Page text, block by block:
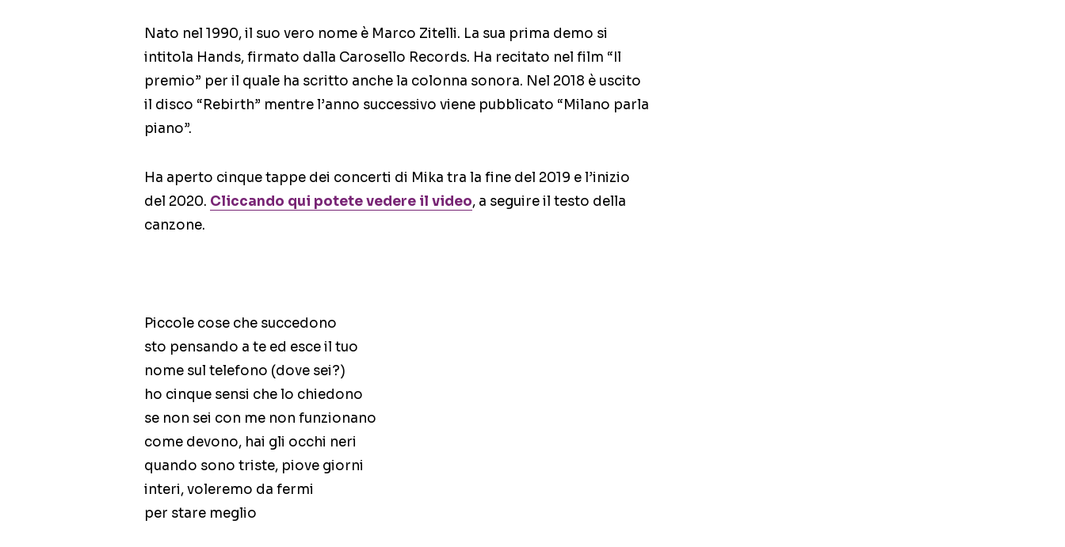
Nato nel 1990, il suo vero nome è Marco Zitelli. La sua prima demo si
intitola Hands, firmato dalla Carosello Records. Ha recitato nel film “Il
premio” per il quale ha scritto anche la colonna sonora. Nel 2018 è uscito
il disco “Rebirth” mentre l’anno successivo viene pubblicato “Milano parla
piano”.
Ha aperto cinque tappe dei concerti di Mika tra la fine del 2019 e l’inizio
del 2020. Cliccando qui potete vedere il video, a seguire il testo della
canzone.
Piccole cose che succedono
sto pensando a te ed esce il tuo
nome sul telefono (dove sei?)
ho cinque sensi che lo chiedono
se non sei con me non funzionano
come devono, hai gli occhi neri
quando sono triste, piove giorni
interi, voleremo da fermi
per stare meglio